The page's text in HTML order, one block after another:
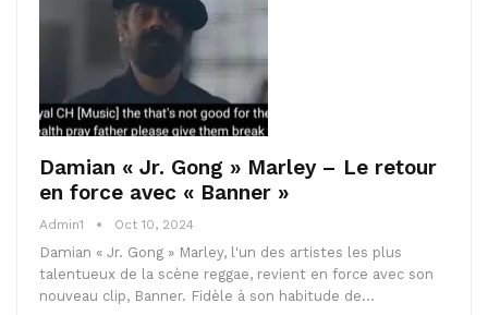
Damian « Jr. Gong » Marley – Le retour
en force avec « Banner »
Admin1 Oct 10, 2024
Damian « Jr. Gong » Marley, l'un des artistes les plus
talentueux de la scène reggae, revient en force avec son
nouveau clip, Banner. Fidèle à son habitude de…